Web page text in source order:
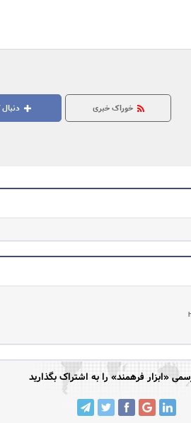
دنبال خوراک خبری
«ابزار فرهمند» را به اشتراک بگذارید